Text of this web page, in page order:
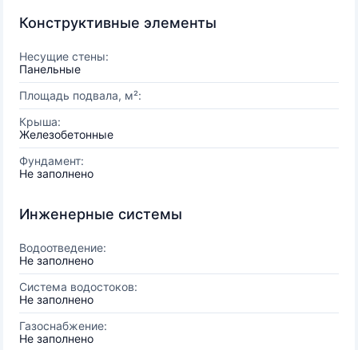
Конструктивные элементы
Несущие стены:
Панельные
Площадь подвала, м²:
Крыша:
Железобетонные
Фундамент:
Не заполнено
Инженерные системы
Водоотведение:
Не заполнено
Система водостоков:
Не заполнено
Газоснабжение:
Не заполнено